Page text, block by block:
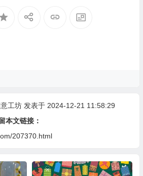
工坊发表于 2024-12-21 11:58:29
本文链接：
207370.html